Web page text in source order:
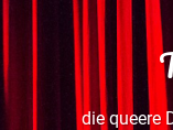
die queere